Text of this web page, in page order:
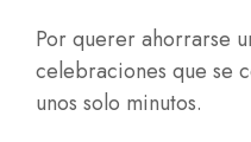
Por querer ahorrarse
celebraciones que se
unos solo minutos.